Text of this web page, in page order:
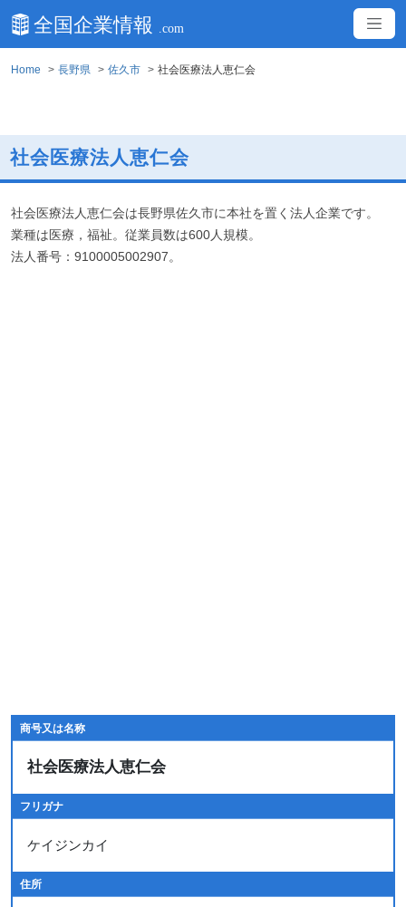
Home 長野県 佐久市 社会医療法人恵仁会
社会医療法人恵仁会
社会医療法人恵仁会は長野県佐久市に本社を置く法人企業です。
業種は医療，福祉。従業員数は600人規模。
法人番号：9100005002907。
商号又は名称
社会医療法人恵仁会
フリガナ
ケイジンカイ
住所